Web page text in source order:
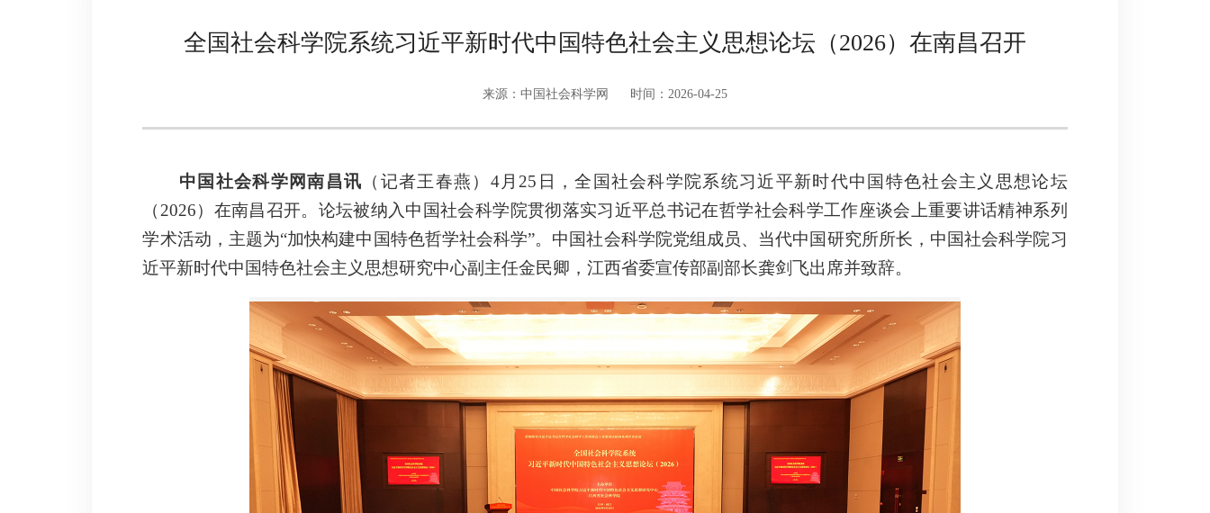
全国社会科学院系统习近平新时代中国特色社会主义思想论坛（2026）在南昌召开
来源：中国社会科学网 时间：2026-04-25
中国社会科学网南昌讯 （记者王春燕）4月25日，全国社会科学院系统习近平新时代中国特色社会主义思想论坛
（2026）在南昌召开。论坛被纳入中国社会科学院贯彻落实习近平总书记在哲学社会科学工作座谈会上重要讲话精神系列
学术活动，主题为“加快构建中国特色哲学社会科学”。中国社会科学院党组成员、当代中国研究所所长，中国社会科学院习
近平新时代中国特色社会主义思想研究中心副主任金民卿，江西省委宣传部副部长龚剑飞出席并致辞。